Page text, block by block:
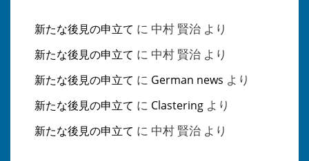
新たな後見の申立て に 中村 賢治 より
新たな後見の申立て に 中村 賢治 より
新たな後見の申立て に German news より
新たな後見の申立て に Clastering より
新たな後見の申立て に 中村 賢治 より